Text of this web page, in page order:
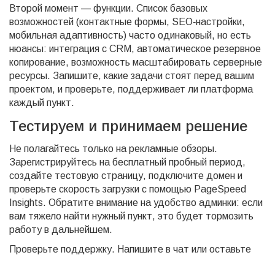
Второй момент — функции. Список базовых
возможностей (контактные формы, SEO‑настройки,
мобильная адаптивность) часто одинаковый, но есть
нюансы: интеграция с CRM, автоматическое резервное
копирование, возможность масштабировать серверные
ресурсы. Запишите, какие задачи стоят перед вашим
проектом, и проверьте, поддерживает ли платформа
каждый пункт.
Тестируем и принимаем решение
Не полагайтесь только на рекламные обзоры.
Зарегистрируйтесь на бесплатный пробный период,
создайте тестовую страницу, подключите домен и
проверьте скорость загрузки с помощью PageSpeed
Insights. Обратите внимание на удобство админки: если
вам тяжело найти нужный пункт, это будет тормозить
работу в дальнейшем.
Проверьте поддержку. Напишите в чат или оставьте